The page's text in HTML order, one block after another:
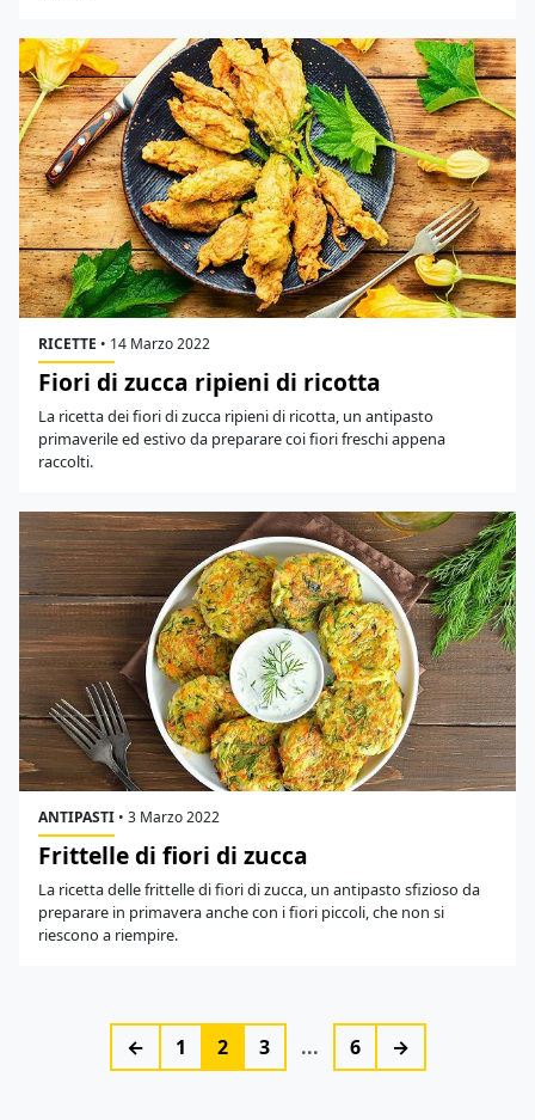
RICETTE • 14 Marzo 2022
Fiori di zucca ripieni di ricotta
La ricetta dei fiori di zucca ripieni di ricotta, un antipasto
primaverile ed estivo da preparare coi fiori freschi appena
raccolti.
ANTIPASTI • 3 Marzo 2022
Frittelle di fiori di zucca
La ricetta delle frittelle di fiori di zucca, un antipasto sfizioso da
preparare in primavera anche con i fiori piccoli, che non si
riescono a riempire.
← 1 2 3 ... 6 →